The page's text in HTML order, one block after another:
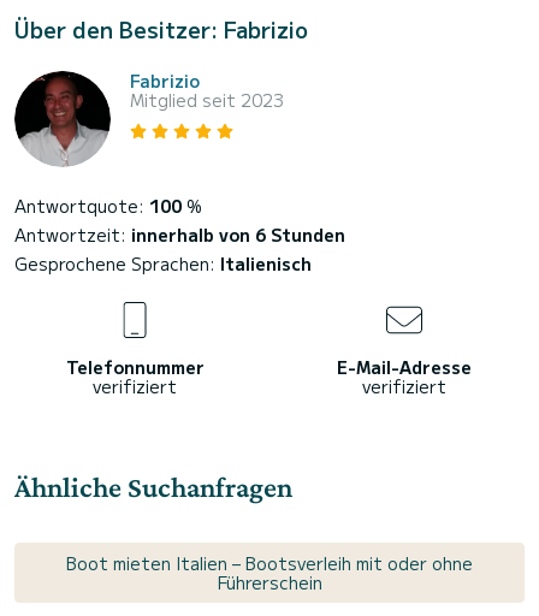
Über den Besitzer: Fabrizio
Fabrizio
Mitglied seit 2023
Antwortquote: 100 %
Antwortzeit: innerhalb von 6 Stunden
Gesprochene Sprachen: Italienisch
Telefonnummer
verifiziert
E-Mail-Adresse
verifiziert
Ähnliche Suchanfragen
Boot mieten Italien – Bootsverleih mit oder ohne
Führerschein